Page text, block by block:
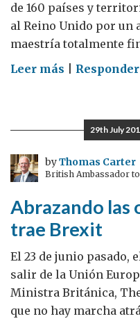
de 160 países y
al Reino Unido por un
maestría totalmente
Leer más on
Cuba
–
nuestro
aniversario
29th July
byThomas Carter
British Ambassador to
Abrazando las
trae Brexit
El 23 de junio pasado,
salir de la Unión
Ministra Británica,
que no hay marcha